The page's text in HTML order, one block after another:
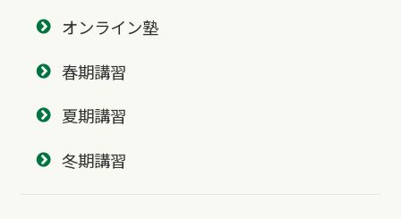
オンライン塾
春期講習
夏期講習
冬期講習